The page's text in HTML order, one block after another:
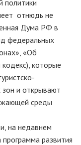
политики
отнюдь не
Дума РФ в
федеральных
«Об
которые
и открывают
среды
на недавнем
развития